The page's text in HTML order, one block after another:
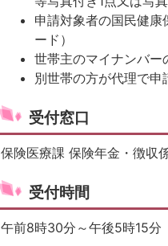
申請対象者の国民健
ード）
世帯主のマイナンバー
別世帯の方が代理で
受付窓口
保険医療課 保険年金・徴収
受付時間
午前8時30分～午後5時15分